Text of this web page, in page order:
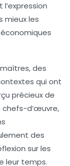
expression
mieux les
des
qui ont
précieux de
chefs-d’œuvre,
des
sur les
leur temps.